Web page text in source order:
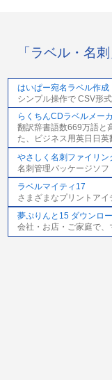
「ラベル・名
はいぱー宛名ラベル作成
シンプル操作で CSV形
らくちんCDラベルメー
翻訳辞書語数669万語と
た、ビジネス用英日日英
やさしく名刺ファイリン
名刺管理パッケージソフ
ラベルマイティ17
さまざまなプリントア
夢ぷりんと15 ダウンロ
会社・お店・ご家庭で、